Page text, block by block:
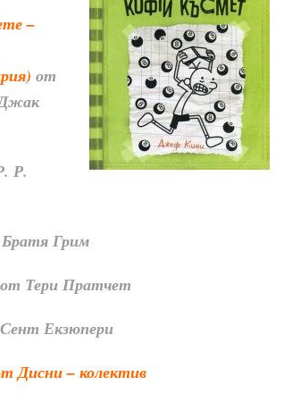
–
от
Р.
Грим
от Тери Пратчет
Екзюпери
Дисни – колектив